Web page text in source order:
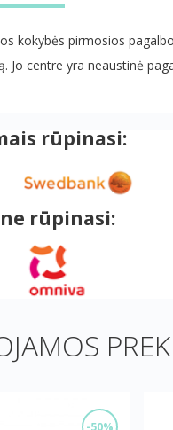
kokybės pirmosios
Jo centre yra neaustinė
rūpinasi:
rūpinasi:
-50%